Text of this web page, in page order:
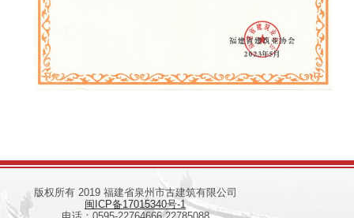
版权所有 2019 福建省泉州市古建筑有限公司
闽ICP备17015340号-1